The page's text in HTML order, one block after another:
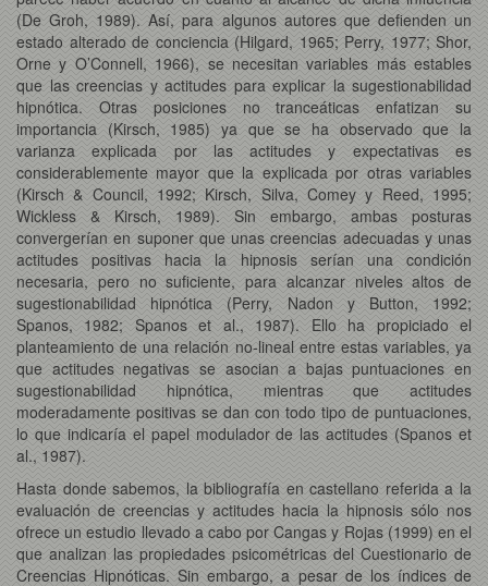
(De Groh, 1989). Así, para algunos autores que defienden un
estado alterado de conciencia (Hilgard, 1965; Perry, 1977; Shor,
Orne y O’Connell, 1966), se necesitan variables más estables
que las creencias y actitudes para explicar la sugestionabilidad
hipnótica. Otras posiciones no tranceáticas enfatizan su
importancia (Kirsch, 1985) ya que se ha observado que la
varianza explicada por las actitudes y expectativas es
considerablemente mayor que la explicada por otras variables
(Kirsch & Council, 1992; Kirsch, Silva, Comey y Reed, 1995;
Wickless & Kirsch, 1989). Sin embargo, ambas posturas
convergerían en suponer que unas creencias adecuadas y unas
actitudes positivas hacia la hipnosis serían una condición
necesaria, pero no suficiente, para alcanzar niveles altos de
sugestionabilidad hipnótica (Perry, Nadon y Button, 1992;
Spanos, 1982; Spanos et al., 1987). Ello ha propiciado el
planteamiento de una relación no-lineal entre estas variables, ya
que actitudes negativas se asocian a bajas puntuaciones en
sugestionabilidad hipnótica, mientras que actitudes
moderadamente positivas se dan con todo tipo de puntuaciones,
lo que indicaría el papel modulador de las actitudes (Spanos et
al., 1987).
Hasta donde sabemos, la bibliografía en castellano referida a la
evaluación de creencias y actitudes hacia la hipnosis sólo nos
ofrece un estudio llevado a cabo por Cangas y Rojas (1999) en el
que analizan las propiedades psicométricas del Cuestionario de
Creencias Hipnóticas. Sin embargo, a pesar de los índices de